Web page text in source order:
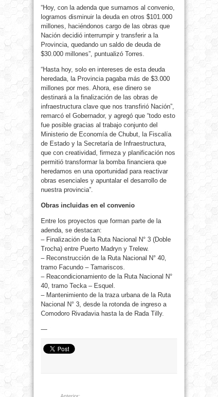
“Hoy, con la adenda que sumamos al convenio,
logramos disminuir la deuda en otros $101.000
millones, haciéndonos cargo de las obras que
Nación decidió interrumpir y transferir a la
Provincia, quedando un saldo de deuda de
$30.000 millones”, puntualizó Torres.
“Hasta hoy, solo en intereses de esta deuda
heredada, la Provincia pagaba más de $3.000
millones por mes. Ahora, ese dinero se
destinará a la finalización de las obras de
infraestructura clave que nos transfirió Nación”,
remarcó el Gobernador, y agregó que “todo esto
fue posible gracias al trabajo conjunto del
Ministerio de Economía de Chubut, la Fiscalía
de Estado y la Secretaría de Infraestructura,
que con creatividad, firmeza y planificación nos
permitió transformar la bomba financiera que
heredamos en una oportunidad para reactivar
obras esenciales y apuntalar el desarrollo de
nuestra provincia”.
Obras incluidas en el convenio
Entre los proyectos que forman parte de la
adenda, se destacan:
– Finalización de la Ruta Nacional N° 3 (Doble
Trocha) entre Puerto Madryn y Trelew.
– Reconstrucción de la Ruta Nacional N° 40,
tramo Facundo – Tamariscos.
– Reacondicionamiento de la Ruta Nacional N°
40, tramo Tecka – Esquel.
– Mantenimiento de la traza urbana de la Ruta
Nacional N° 3, desde la rotonda de ingreso a
Comodoro Rivadavia hasta la de Rada Tilly.
—